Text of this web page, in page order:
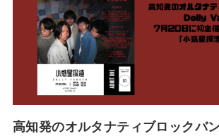
高知発のオルタナティブロックバ